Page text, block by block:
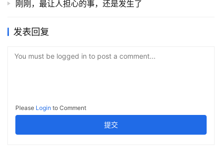
刚刚，最让人担心的事，还是发生了
发表回复
You must be logged in to post a comment...
Please Login to Comment
提交